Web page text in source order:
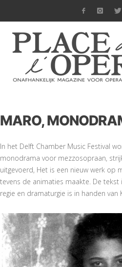
MARO,
In het Delft Chamber Music Festival
monodrama voor mezzosopraan,
uitgevoerd, Het is een nieuw werk op
tevens de animaties maakte. De tekst
regie en dramaturgie is in handen van